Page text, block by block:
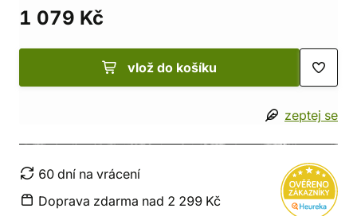
1 079 Kč
vlož do košíku
zeptej se
60 dní na vrácení
Doprava zdarma nad 2 299 Kč